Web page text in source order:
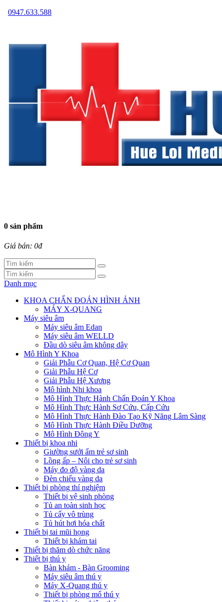
0947.633.588
0 sản phẩm
Giá bán: 0đ
Danh mục
KHOA CHẨN ĐOÁN HÌNH ẢNH
MÁY X-QUANG
Máy siêu âm
Máy siêu âm Edan
Máy siêu âm WELLD
Đầu dò siêu âm không dây
Mô Hình Y Khoa
Giải Phẫu Cơ Quan, Hệ Cơ Quan
Giải Phẫu Hệ Cơ
Giải Phẫu Hệ Xương
Mô hình Nhi khoa
Mô Hình Thực Hành Chẩn Đoán Y Khoa
Mô Hình Thực Hành Sơ Cứu, Cấp Cứu
Mô Hình Thực Hành Đào Tạo Kỹ Năng Lâm Sàng
Mô Hình Thực Hành Điều Dưỡng
Mô Hình Đông Y
Thiết bị khoa nhi
Giường sưởi ấm trẻ sơ sinh
Lồng ấp – Nôi cho trẻ sơ sinh
Máy đo độ vàng da
Đèn chiếu vàng da
Thiết bị phòng thí nghiệm
Thiết bị vệ sinh phòng
Tủ an toàn sinh học
Tủ cấy vô trùng
Tủ hút hơi hóa chất
Thiết bị tai mũi họng
Thiết bị khám tai
Thiết bị thăm dò chức năng
Thiết bị thú y
Bàn khám - Bàn Grooming
Máy siêu âm thú y
Máy X-Quang thú y
Thiết bị phòng mổ thú y